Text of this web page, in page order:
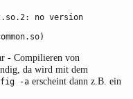
no version
- Compilieren von
da wird mit dem
-a erscheint dann z.B. ein